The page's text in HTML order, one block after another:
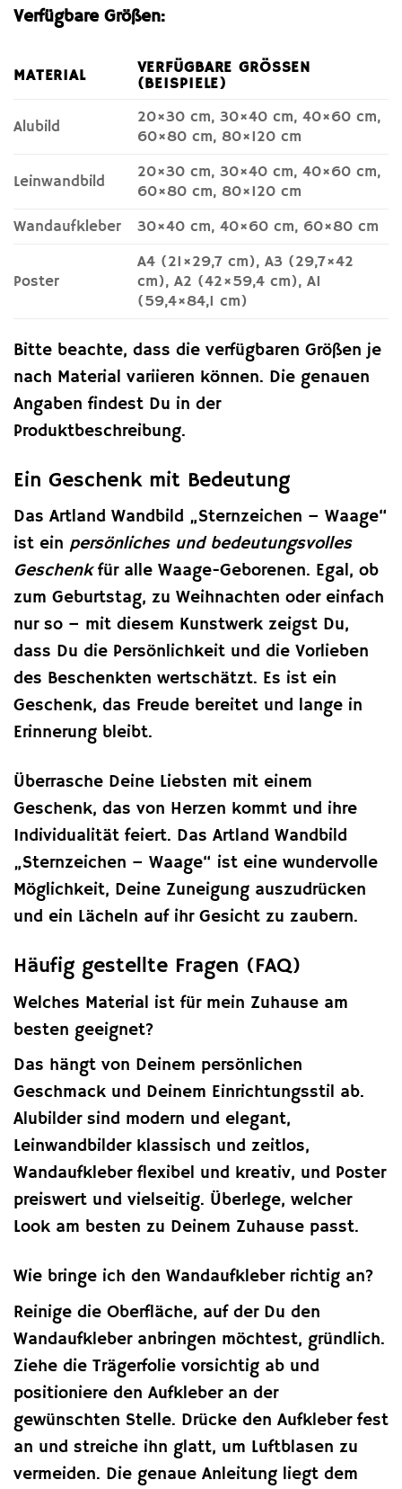
Verfügbare Größen:
MATERIAL
VERFÜGBARE GRÖSSEN (
BEISPIELE)
Alubild
20×30 cm, 30×40 cm, 40×60 cm,
60×80 cm, 80×120 cm
Leinwandbild
20×30 cm, 30×40 cm, 40×60 cm,
60×80 cm, 80×120 cm
Wandaufkleber
30×40 cm, 40×60 cm, 60×80 cm
Poster
A4 (21×29,7 cm), A3 (29,7×42
cm), A2 (42×59,4 cm), A1
(59,4×84,1 cm)
Bitte beachte, dass die verfügbaren Größen je
nach Material variieren können. Die genauen
Angaben findest Du in der
Produktbeschreibung.
Ein Geschenk mit Bedeutung
Das Artland Wandbild „Sternzeichen – Waage“
ist ein persönliches und bedeutungsvolles
Geschenkfür alle Waage-Geborenen. Egal, ob
zum Geburtstag, zu Weihnachten oder einfach
nur so – mit diesem Kunstwerk zeigst Du,
dass Du die Persönlichkeit und die Vorlieben
des Beschenkten wertschätzt. Es ist ein
Geschenk, das Freude bereitet und lange in
Erinnerung bleibt.
Überrasche Deine Liebsten mit einem
Geschenk, das von Herzen kommt und ihre
Individualität feiert. Das Artland Wandbild
„Sternzeichen – Waage“ ist eine wundervolle
Möglichkeit, Deine Zuneigung auszudrücken
und ein Lächeln auf ihr Gesicht zu zaubern.
Häufig gestellte Fragen (FAQ)
Welches Material ist für mein Zuhause am
besten geeignet?
Das hängt von Deinem persönlichen
Geschmack und Deinem Einrichtungsstil ab.
Alubilder sind modern und elegant,
Leinwandbilder klassisch und zeitlos,
Wandaufkleber flexibel und kreativ, und Poster
preiswert und vielseitig. Überlege, welcher
Look am besten zu Deinem Zuhause passt.
Wie bringe ich den Wandaufkleber richtig an?
Reinige die Oberfläche, auf der Du den
Wandaufkleber anbringen möchtest, gründlich.
Ziehe die Trägerfolie vorsichtig ab und
positioniere den Aufkleber an der
gewünschten Stelle. Drücke den Aufkleber fest
an und streiche ihn glatt, um Luftblasen zu
vermeiden. Die genaue Anleitung liegt dem